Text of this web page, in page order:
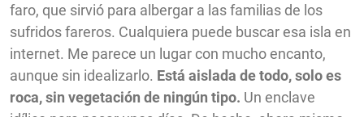
faro, que sirvió para albergar a las familias de los
sufridos fareros. Cualquiera puede buscar esa isla en
internet. Me parece un lugar con mucho encanto,
aunque sin idealizarlo. Está aislada de todo, solo es
roca, sin vegetación de ningún tipo. Un enclave